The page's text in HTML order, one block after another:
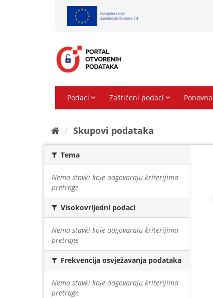
Skupovi podаtаkа
Tema
Nema stavki koje odgovaraju kriterijima
pretrage
Visokovrijedni podaci
Nema stavki koje odgovaraju kriterijima
pretrage
Frekvencija osvježavanja podataka
Nema stavki koje odgovaraju kriterijima
pretrage